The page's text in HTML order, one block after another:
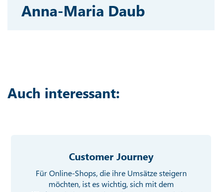
Anna-Maria Daub
Auch interessant:
Customer Journey
Für Online-Shops, die ihre Umsätze steigern
möchten, ist es wichtig, sich mit dem